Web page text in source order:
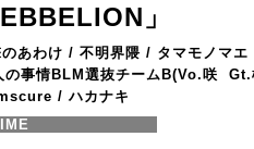
」
あわけ / 不明界隈 / タマモノマ
の事情BLM選抜チームB(Vo.咲 Gt.
/ ハカナキ